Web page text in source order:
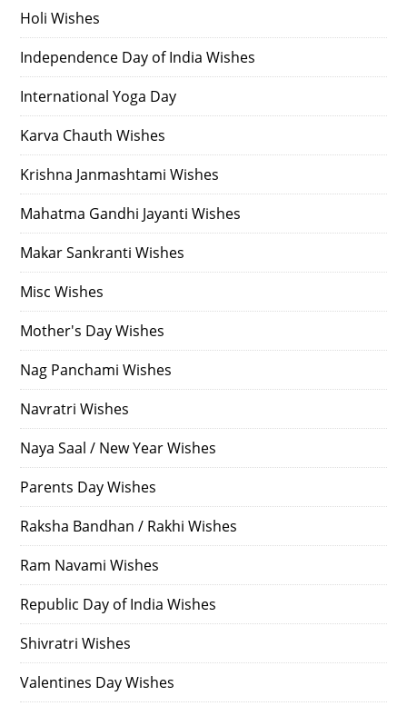
Holi Wishes
Independence Day of India Wishes
International Yoga Day
Karva Chauth Wishes
Krishna Janmashtami Wishes
Mahatma Gandhi Jayanti Wishes
Makar Sankranti Wishes
Misc Wishes
Mother's Day Wishes
Nag Panchami Wishes
Navratri Wishes
Naya Saal / New Year Wishes
Parents Day Wishes
Raksha Bandhan / Rakhi Wishes
Ram Navami Wishes
Republic Day of India Wishes
Shivratri Wishes
Valentines Day Wishes